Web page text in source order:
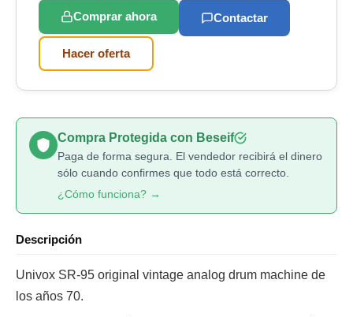
Comprar ahora Contactar
Hacer oferta
Compra Protegida con Beseif
Paga de forma segura. El vendedor recibirá el dinero
sólo cuando confirmes que todo está correcto.
¿Cómo funciona? →
Descripción
Univox SR-95 original vintage analog drum machine de
los años 70.